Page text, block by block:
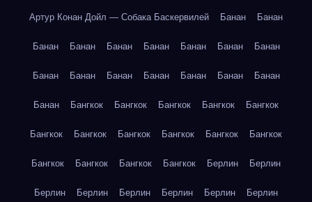
Артур Конан Дойл — Собака Баскервилей Банан Банан
Банан Банан Банан Банан Банан Банан Банан
Банан Банан Банан Банан Банан Банан Банан
Банан Бангкок Бангкок Бангкок Бангкок Бангкок
Бангкок Бангкок Бангкок Бангкок Бангкок Бангкок
Бангкок Бангкок Бангкок Бангкок Берлин Берлин
Берлин Берлин Берлин Берлин Берлин Берлин